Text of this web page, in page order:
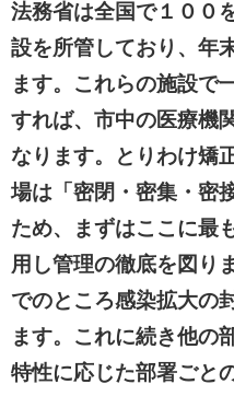
法務省は全国で１００
設を所管しており、年
ます。これらの施設で
すれば、市中の医療機
なります。とりわけ矯
場は「密閉・密集・密
ため、まずはここに最
用し管理の徹底を図り
でのところ感染拡大の
ます。これに続き他の
特性に応じた部署ごと